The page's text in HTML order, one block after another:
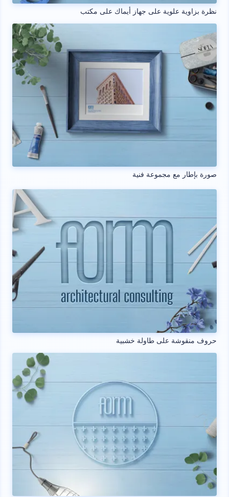
نظرة بزاوية علوية على جهاز أيماك على مكتب
صورة بإطار مع مجموعة فنية
حروف منقوشة على طاولة خشبية